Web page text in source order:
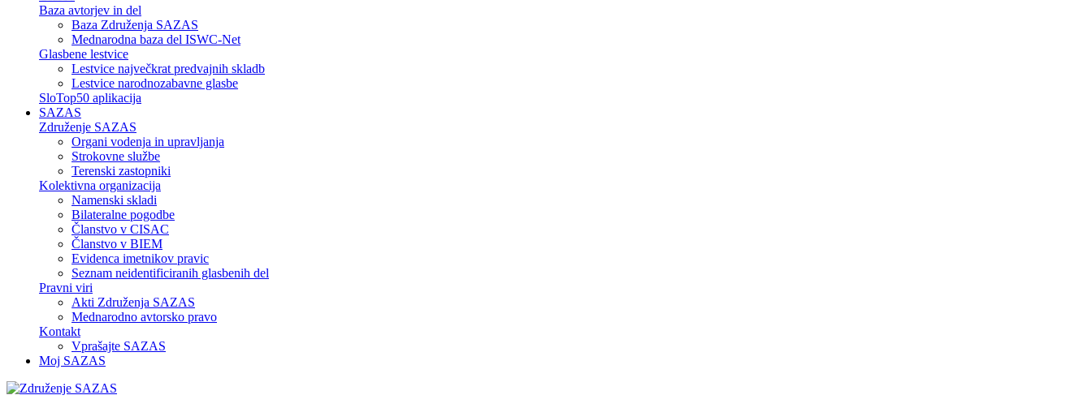
Baza avtorjev in del
Baza Združenja SAZAS
Mednarodna baza del ISWC-Net
Glasbene lestvice
Lestvice največkrat predvajnih skladb
Lestvice narodnozabavne glasbe
SloTop50 aplikacija
SAZAS
Združenje SAZAS
Organi vodenja in upravljanja
Strokovne službe
Terenski zastopniki
Kolektivna organizacija
Namenski skladi
Bilateralne pogodbe
Članstvo v CISAC
Članstvo v BIEM
Evidenca imetnikov pravic
Seznam neidentificiranih glasbenih del
Pravni viri
Akti Združenja SAZAS
Mednarodno avtorsko pravo
Kontakt
Vprašajte SAZAS
Moj SAZAS